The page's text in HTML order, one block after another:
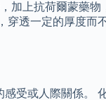
加上抗荷爾蒙藥
透一定的厚度
受或人際關係